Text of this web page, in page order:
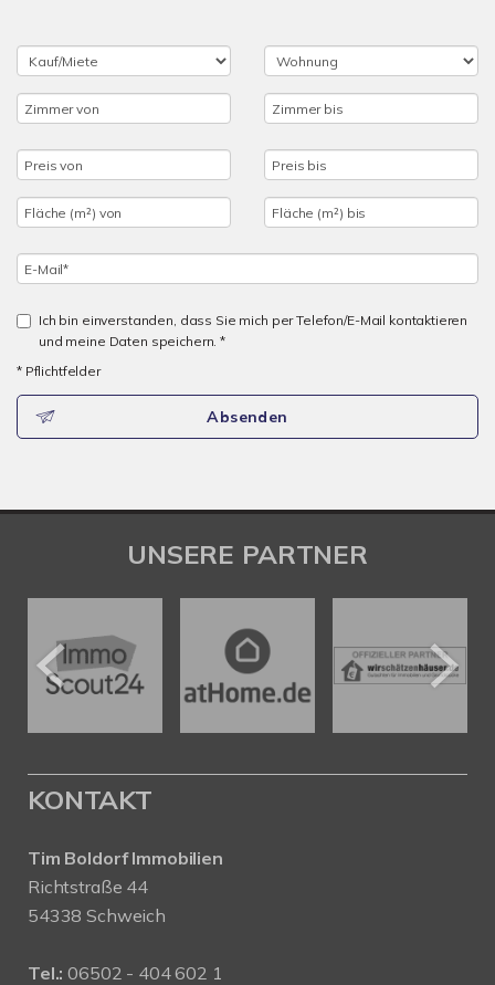
Ich bin einverstanden, dass Sie mich per Telefon/E-Mail kontaktieren
und meine Daten speichern. *
* Pflichtfelder
Absenden
UNSERE PARTNER
KONTAKT
Tim Boldorf Immobilien
Richtstraße 44
54338 Schweich
Tel.: 06502 - 404 602 1